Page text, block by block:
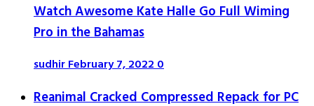
Watch Awesome Kate Halle Go Full Wiming
Pro in the Bahamas
sudhirFebruary 7, 20220
Reanimal Cracked Compressed Repack for PC